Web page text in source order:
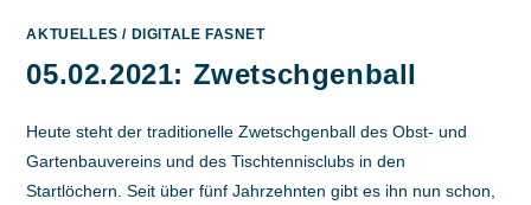
AKTUELLES / DIGITALE FASNET
05.02.2021: Zwetschgenball
Heute steht der traditionelle Zwetschgenball des Obst- und
Gartenbauvereins und des Tischtennisclubs in den
Startlöchern. Seit über fünf Jahrzehnten gibt es ihn nun schon,